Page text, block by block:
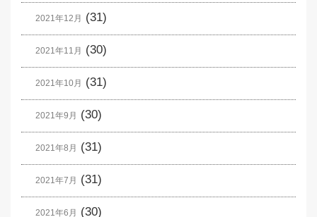
2021年12月 (31)
2021年11月 (30)
2021年10月 (31)
2021年9月 (30)
2021年8月 (31)
2021年7月 (31)
2021年6月 (30)